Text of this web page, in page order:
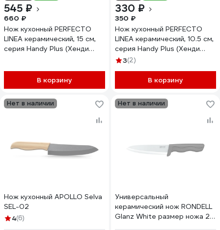
545 ₽
660 ₽
Нож кухонный PERFECTO
LINEA керамический, 15 см,
серия Handy Plus (Хенди
В корзину
330 ₽
350 ₽
Нож кухонный PERFECTO
LINEA керамический, 10.5 см,
серия Handy Plus (Хенди
Плюс), 21-005401
3(2)
В корзину
Нет в наличии
Нож кухонный APOLLO Selva
SEL-02
4(6)
Нет в наличии
Универсальный
керамический нож RONDELL
Glanz White размер ножа 28